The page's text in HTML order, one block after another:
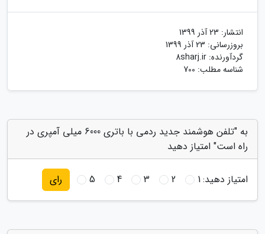
انتشار: 23 آذر 1399
بروزرسانی: 23 آذر 1399
گردآورنده: 8sharj.ir
شناسه مطلب: 700
به "تلفن هوشمند جدید ردمی با باتری 6000 میلی آمپری در
راه است" امتیاز دهید
امتیاز دهید:1
2
3
4
5 رای